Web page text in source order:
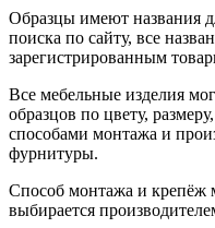
Образцы имеют названия
поиска по сайту, все
зарегистрированным
Все мебельные изделия
образцов по цвету,
способами монтажа и
фурнитуры.
Способ монтажа и крепёж
выбирается